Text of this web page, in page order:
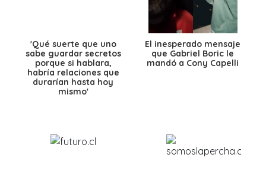
'Qué suerte que uno
sabe guardar secretos
porque si hablara,
habría relaciones que
durarían hasta hoy
mismo'
El inesperado mensaje
que Gabriel Boric le
mandó a Cony Capelli